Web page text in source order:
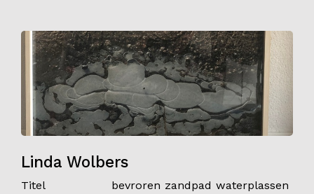
Linda Wolbers
Titel
bevroren zandpad waterplassen